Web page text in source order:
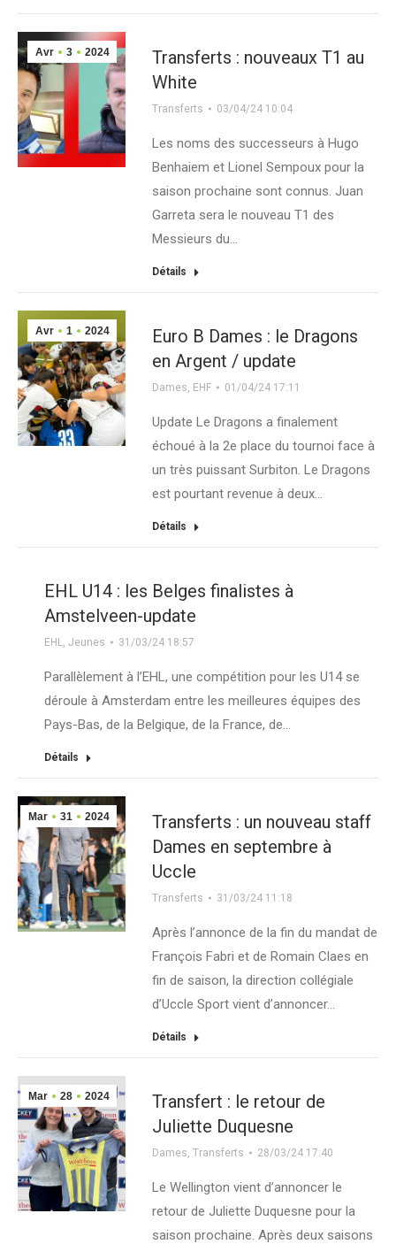
Avr 3 2024
Transferts : nouveaux T1 au
White
Transferts 03/04/24 10:04
Les noms des successeurs à Hugo
Benhaiem et Lionel Sempoux pour la
saison prochaine sont connus. Juan
Garreta sera le nouveau T1 des
Messieurs du…
Détails
Avr 1 2024
Euro B Dames : le Dragons
en Argent / update
Dames, EHF 01/04/24 17:11
Update Le Dragons a finalement
échoué à la 2e place du tournoi face à
un très puissant Surbiton. Le Dragons
est pourtant revenue à deux…
Détails
EHL U14 : les Belges finalistes à
Amstelveen-update
EHL, Jeunes 31/03/24 18:57
Parallèlement à l’EHL, une compétition pour les U14 se
déroule à Amsterdam entre les meilleures équipes des
Pays-Bas, de la Belgique, de la France, de…
Détails
Mar 31 2024
Transferts : un nouveau staff
Dames en septembre à
Uccle
Transferts 31/03/24 11:18
Après l’annonce de la fin du mandat de
François Fabri et de Romain Claes en
fin de saison, la direction collégiale
d’Uccle Sport vient d’annoncer…
Détails
Mar 28 2024
Transfert : le retour de
Juliette Duquesne
Dames,Transferts 28/03/24 17:40
Le Wellington vient d’annoncer le
retour de Juliette Duquesne pour la
saison prochaine. Après deux saisons